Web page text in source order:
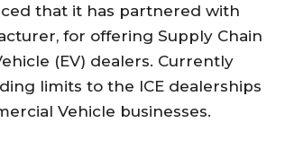
that it has partnered with
for offering Supply Chain
(EV) dealers. Currently
limits to the ICE dealerships
Vehicle businesses.